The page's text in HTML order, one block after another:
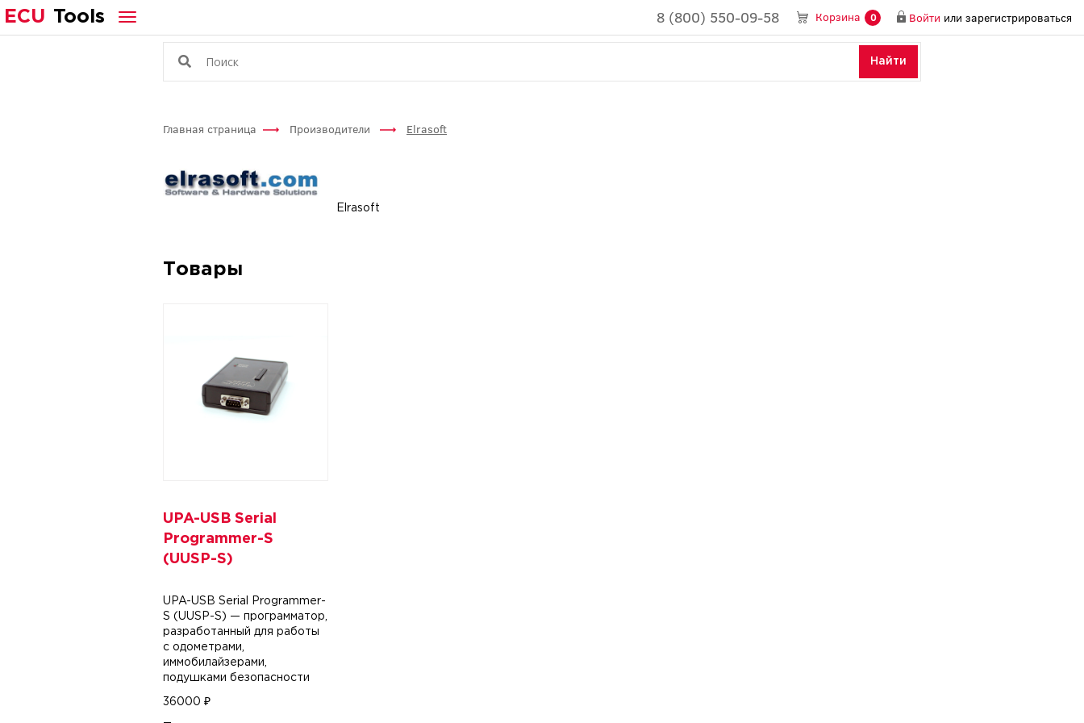
ECU Tools 8 (800) 550-09-58 Корзина 0 Войти или зарегистрироваться
Найти
Главная страница Производители Elrasoft
Elrasoft
Товары
UPA-USB Serial
Programmer-S
(UUSP-S)
UPA-USB Serial Programmer-
S (UUSP-S) — программатор,
разработанный для работы
с одометрами,
иммобилайзерами,
подушками безопасности
управления автомобилей.
36000 ₽